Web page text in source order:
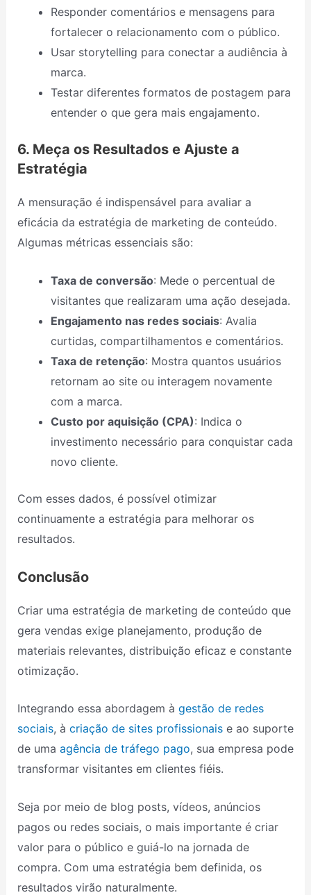
Responder comentários e mensagens para
fortalecer o relacionamento com o público.
Usar storytelling para conectar a audiência à
marca.
Testar diferentes formatos de postagem para
entender o que gera mais engajamento.
6. Meça os Resultados e Ajuste a
Estratégia
A mensuração é indispensável para avaliar a
eficácia da estratégia de marketing de conteúdo.
Algumas métricas essenciais são:
Taxa de conversão: Mede o percentual de
visitantes que realizaram uma ação desejada.
Engajamento nas redes sociais: Avalia
curtidas, compartilhamentos e comentários.
Taxa de retenção: Mostra quantos usuários
retornam ao site ou interagem novamente
com a marca.
Custo por aquisição (CPA): Indica o
investimento necessário para conquistar cada
novo cliente.
Com esses dados, é possível otimizar
continuamente a estratégia para melhorar os
resultados.
Conclusão
Criar uma estratégia de marketing de conteúdo que
gera vendas exige planejamento, produção de
materiais relevantes, distribuição eficaz e constante
otimização.
Integrando essa abordagem à gestão de redes
sociais, à criação de sites profissionaise ao suporte
de uma agência de tráfego pago, sua empresa pode
transformar visitantes em clientes fiéis.
Seja por meio de blog posts, vídeos, anúncios
pagos ou redes sociais, o mais importante é criar
valor para o público e guiá-lo na jornada de
compra. Com uma estratégia bem definida, os
resultados virão naturalmente.